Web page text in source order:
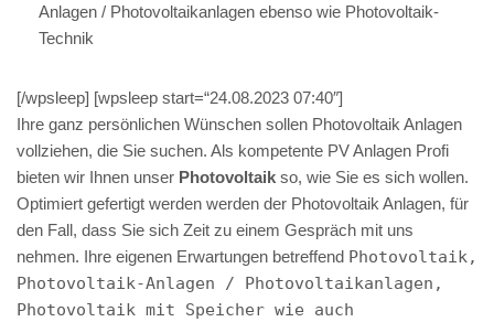
Anlagen / Photovoltaikanlagen ebenso wie Photovoltaik-
Technik
[/wpsleep] [wpsleep start=“24.08.2023 07:40″]
Ihre ganz persönlichen Wünschen sollen Photovoltaik Anlagen
vollziehen, die Sie suchen. Als kompetente PV Anlagen Profi
bieten wir Ihnen unser Photovoltaik so, wie Sie es sich wollen.
Optimiert gefertigt werden werden der Photovoltaik Anlagen, für
den Fall, dass Sie sich Zeit zu einem Gespräch mit uns
nehmen. Ihre eigenen Erwartungen betreffend Photovoltaik,
Photovoltaik-Anlagen / Photovoltaikanlagen,
Photovoltaik mit Speicher wie auch